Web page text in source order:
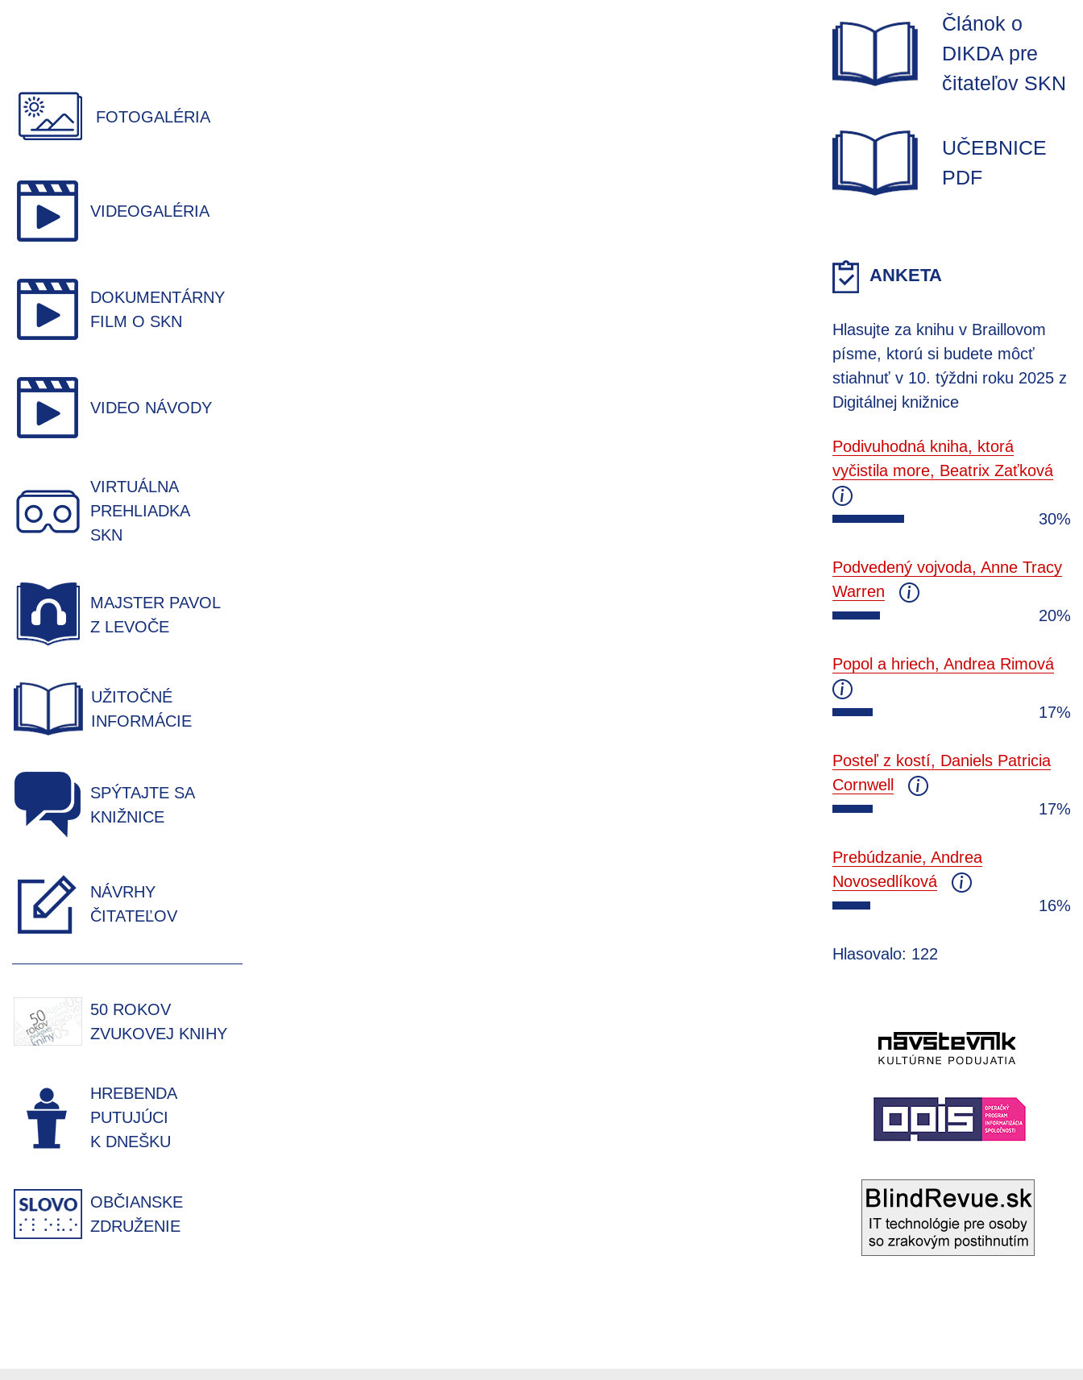
FOTOGALÉRIA
VIDEOGALÉRIA
DOKUMENTÁRNY
FILM O SKN
VIDEO NÁVODY
VIRTUÁLNA
PREHLIADKA
SKN
MAJSTER PAVOL
Z LEVOČE
UŽITOČNÉ
INFORMÁCIE
SPÝTAJTE SA
KNIŽNICE
NÁVRHY
ČITATEĽOV
50 ROKOV
ZVUKOVEJ KNIHY
HREBENDA
PUTUJÚCI
K DNEŠKU
OBČIANSKE
ZDRUŽENIE
Článok o
DIKDA pre
čitateľov SKN
UČEBNICE
PDF
ANKETA
Hlasujte za knihu v Braillovom
písme, ktorú si budete môcť
stiahnuť v 10. týždni roku 2025 z
Digitálnej knižnice
Podivuhodná kniha, ktorá
vyčistila more, Beatrix Zaťková
30%
Podvedený vojvoda, Anne Tracy
Warren
20%
Popol a hriech, Andrea Rimová
17%
Posteľ z kostí, Daniels Patricia
Cornwell
17%
Prebúdzanie, Andrea
Novosedlíková
16%
Hlasovalo: 122